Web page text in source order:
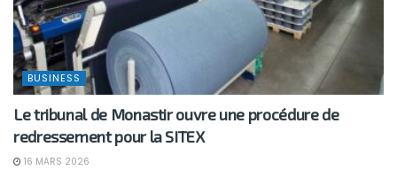
BUSINESS
Le tribunal de Monastir ouvre une procédure de
redressement pour la SITEX
16 MARS 2026